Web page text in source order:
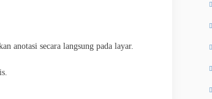
anotasi secara langsung pada layar.